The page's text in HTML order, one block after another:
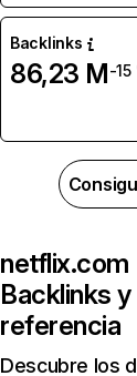
Backlinks
86,23 M-15
netflix.com
Backlinks
referencia
Descubre los